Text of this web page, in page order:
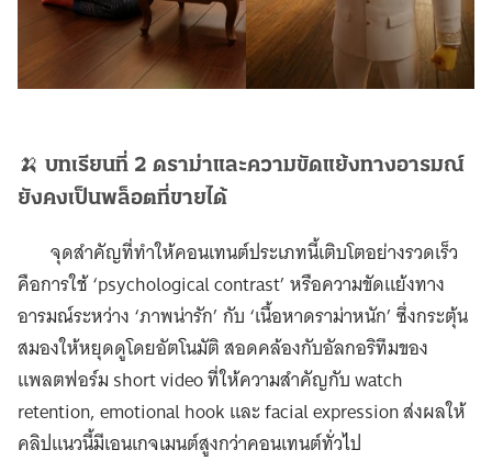
🍌 บทเรียนที่ 2 ดราม่าและความขัดแย้งทางอารมณ์
ยังคงเป็นพล็อตที่ขายได้
จุดสำคัญที่ทำให้คอนเทนต์ประเภทนี้เติบโตอย่างรวดเร็ว
คือการใช้ ‘psychological contrast’ หรือความขัดแย้งทาง
อารมณ์ระหว่าง ‘ภาพน่ารัก’ กับ ‘เนื้อหาดราม่าหนัก’ ซึ่งกระตุ้น
สมองให้หยุดดูโดยอัตโนมัติ สอดคล้องกับอัลกอริทึมของ
แพลตฟอร์ม short video ที่ให้ความสำคัญกับ watch
retention, emotional hook และ facial expression ส่งผลให้
คลิปแนวนี้มีเอนเกจเมนต์สูงกว่าคอนเทนต์ทั่วไป